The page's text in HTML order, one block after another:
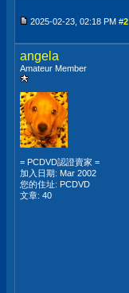
2025-02-23, 02:18 PM #2
angela
Amateur Member
= PCDVD認證賣家 =
加入日期: Mar 2002
您的住址: PCDVD
文章: 40